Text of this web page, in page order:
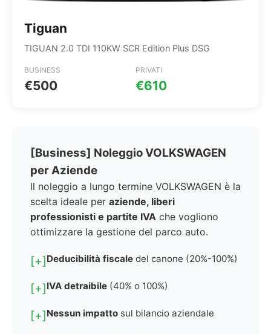
Tiguan
TIGUAN 2.0 TDI 110KW SCR Edition Plus DSG
BUSINESS
€500
PRIVATI
€610
[Business] Noleggio VOLKSWAGEN
per Aziende
Il noleggio a lungo termine VOLKSWAGEN è la
scelta ideale per aziende, liberi
professionisti e partite IVA che vogliono
ottimizzare la gestione del parco auto.
[+]Deducibilità fiscale del canone (20%-100%)
[+]IVA detraibile (40% o 100%)
[+]Nessun impatto sul bilancio aziendale